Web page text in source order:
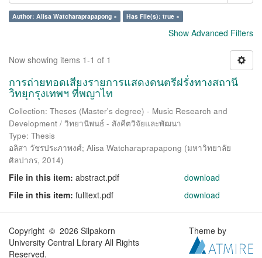
Author: Alisa Watcharaprapapong × Has File(s): true ×
Show Advanced Filters
Now showing items 1-1 of 1
การถ่ายทอดเสียงรายการแสดงดนตรีฝรั่งทางสถานี
วิทยุกรุงเทพฯ ที่พญาไท
Collection: Theses (Master's degree) - Music Research and
Development / วิทยานิพนธ์ - สังคีตวิจัยและพัฒนา
Type: Thesis
อลิสา วัชรประภาพงศ์; Alisa Watcharaprapapong (มหาวิทยาลัย
ศิลปากร, 2014)
File in this item: abstract.pdf
download
File in this item: fulltext.pdf download
Copyright © 2026 Silpakorn
University Central Library All Rights
Reserved.
Theme by